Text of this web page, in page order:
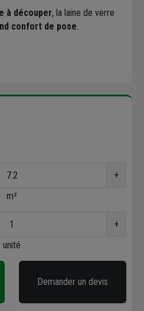
à découper, la laine de verre
confort de pose.
+
m²
+
unité
Demander un devis